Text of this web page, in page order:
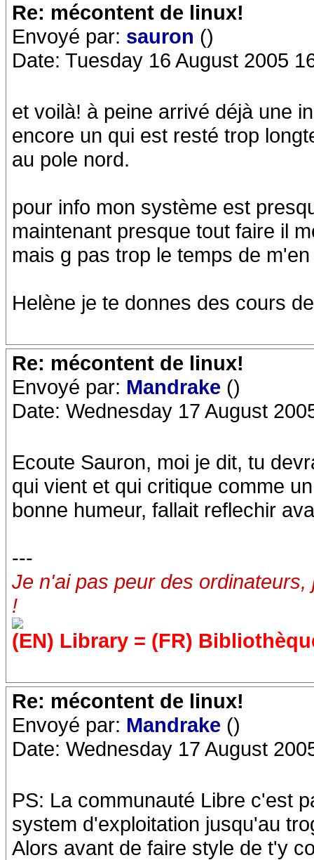
Re: mécontent de linux!
Envoyé par: sauron ()
Date: Tuesday 16 August 2005
et voilà! à peine arrivé déjà une
encore un qui est resté trop
au pole nord.
pour info mon système est
maintenant presque tout faire il
mais g pas trop le temps de
Helène je te donnes des cours
Re: mécontent de linux!
Envoyé par: Mandrake ()
Date: Wednesday 17 August
Ecoute Sauron, moi je dit, tu
qui vient et qui critique comme
bonne humeur, fallait reflechir
---
Je n'ai pas peur des
!
(EN) Library = (FR)
Re: mécontent de linux!
Envoyé par: Mandrake ()
Date: Wednesday 17 August
PS: La communauté Libre c'est
system d'exploitation jusqu'au
Alors avant de faire style de t'y